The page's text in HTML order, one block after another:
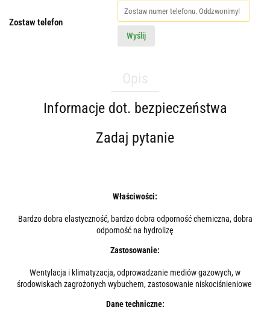
Zostaw telefon
Wyślij
Informacje dot. bezpieczeństwa
Zadaj pytanie
Właściwości:
Bardzo dobra elastyczność, bardzo dobra odporność chemiczna, dobra
odporność na hydrolizę
Zastosowanie:
Wentylacja i klimatyzacja, odprowadzanie mediów gazowych, w
środowiskach zagrożonych wybuchem, zastosowanie niskociśnieniowe
Dane techniczne: